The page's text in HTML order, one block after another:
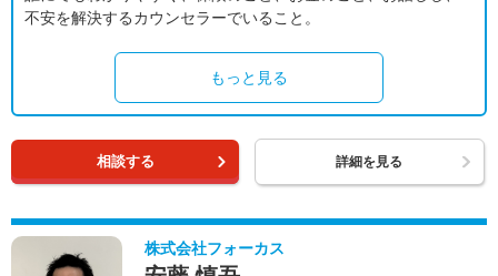
不安を解決するカウンセラーでいること。
もっと見る
相談する 詳細を見る
株式会社フォーカス